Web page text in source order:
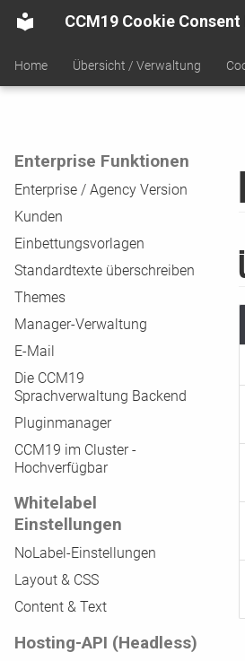
CCM19 Cookie
Home Übersicht / Verwaltung
Enterprise Funktionen
Enterprise / Agency Version
Kunden
Einbettungsvorlagen
Standardtexte überschreiben
Themes
Manager-Verwaltung
E-Mail
Die CCM19
Sprachverwaltung Backend
Pluginmanager
CCM19 im Cluster -
Hochverfügbar
Whitelabel
Einstellungen
NoLabel-Einstellungen
Layout & CSS
Content & Text
Hosting-API (Headless)